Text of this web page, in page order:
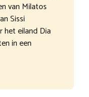
van Milatos
Sissi
het eiland Dia
in een